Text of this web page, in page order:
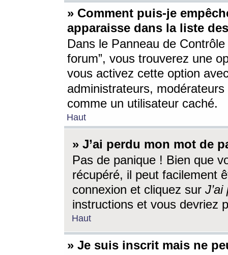
» Comment puis-je
apparaisse dans la liste
Dans le Panneau de
forum”, vous trouverez une
vous activez cette option
administrateurs,
comme un utilisateur caché.
Haut
» J’ai perdu mon mot de
Pas de panique ! Bien que
récupéré, il peut facilement
connexion et cliquez sur
instructions et vous devriez
Haut
» Je suis inscrit mais ne